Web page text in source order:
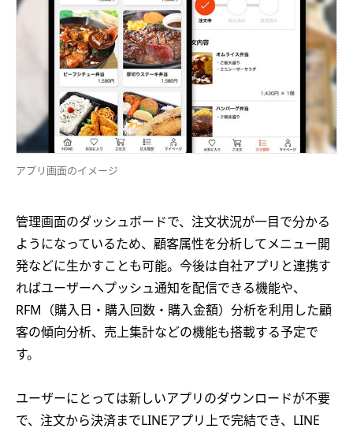
アプリ画面のイメージ
管理画面のダッシュボードで、注文状況が一目で分かる
ようになっているため、顧客属性を分析してメニュー開
発などに生かすことも可能。今後は自社アプリと連携す
ればユーザーへプッシュ通知を配信できる機能や、
RFM（購入日・購入回数・購入金額）分析を利用した顧
客の傾向分析、売上集計などの機能も搭載する予定で
す。
ユーザーにとっては新しいアプリのダウンロードが不要
で、注文から決済までLINEアプリ上で完結でき、LINE